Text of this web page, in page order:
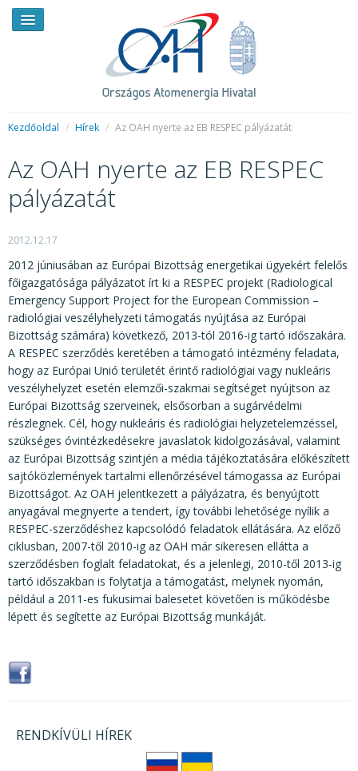
HÍREK
RENDKÍVÜLI HÍREK
HIRDETMÉNYEK
BEMUTATKOZÁS
FELADATOK
KÖZÉRDEKŰ ADATOK
JOGI SZABÁLYOZÁS, ÚTMUTATÓK
KIADVÁNYOK, JELENTÉSEK
NYOMTATVÁNYOK, SZOFTVEREK
E-ÜGYINTÉZÉS
Kezdőoldal / Hírek / Az OAH nyerte az EB RESPEC pályázatát
Az OAH nyerte az EB RESPEC
pályázatát
2012.12.17
2012 júniusában az Európai Bizottság energetikai ügyekért felelős
főigazgatósága pályázatot írt ki a RESPEC projekt (Radiological
Emergency Support Project for the European Commission –
radiológiai veszélyhelyzeti támogatás nyújtása az Európai
Bizottság számára) következő, 2013-tól 2016-ig tartó időszakára.
A RESPEC szerződés keretében a támogató intézmény feladata,
hogy az Európai Unió területét érintő radiológiai vagy nukleáris
veszélyhelyzet esetén elemzői-szakmai segítséget nyújtson az
Európai Bizottság szerveinek, elsősorban a sugárvédelmi
részlegnek. Cél, hogy nukleáris és radiológiai helyzetelemzéssel,
szükséges óvintézkedésekre javaslatok kidolgozásával, valamint
az Európai Bizottság szintjén a média tájékoztatására előkészített
sajtóközlemények tartalmi ellenőrzésével támogassa az Európai
Bizottságot. Az OAH jelentkezett a pályázatra, és benyújtott
anyagával megnyerte a tendert, így további lehetősége nyílik a
RESPEC-szerződéshez kapcsolódó feladatok ellátására. Az előző
ciklusban, 2007-től 2010-ig az OAH már sikeresen ellátta a
szerződésben foglalt feladatokat, és a jelenlegi, 2010-től 2013-ig
tartó időszakban is folytatja a támogatást, melynek nyomán,
például a 2011-es fukusimai balesetet követően is működésbe
lépett és segítette az Európai Bizottság munkáját.
RENDKÍVÜLI HÍREK